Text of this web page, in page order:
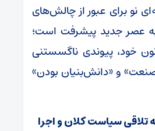
نو برای عبور از چالش‌های
عصر جدید پیشرفت است؛
خود، پیوندی ناگسستنی
و «دانش‌بنیان بودن»
تلاقی سیاست کلان و اجرا